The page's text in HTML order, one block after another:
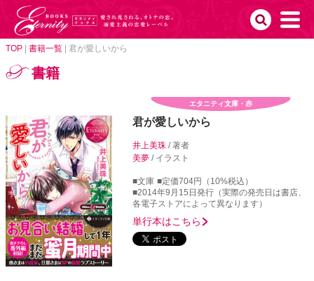
TOP 書籍一覧 君が愛しいから
書籍
エタニティ文庫・赤
君が愛しいから
井上美珠/ 著者
美夢 / イラスト
■文庫 ■定価704円（10%税込）
■2014年9月15日発行（実際の発売日は書店、
各電子ストアによって異なります）
単行本はこちら